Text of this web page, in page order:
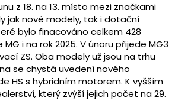
z 18. na 13. místo mezi značkami
jak nové modely, tak i dotační
bylo finacováno celkem 428
i na rok 2025. V únoru přijede MG3
ZS. Oba modely už jsou na trhu
se chystá uvedení nového
HS s hybridním motorem. K vyšším
který zvýší jejich počet na 29.